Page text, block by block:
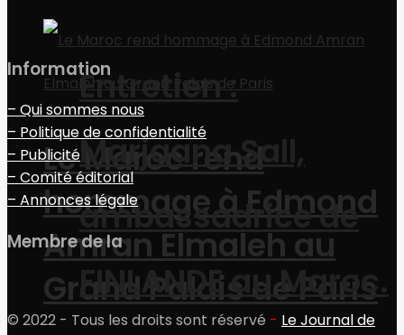
Le Maroc rend
hommage à Edmond
Amran Elmaleh au
Grand Palais de Paris
Entretien :
Marjaana Sall,
ambassadrice de
FINLANDE au Maroc.
Information
– Qui sommes nous
– Politique de confidentialité
– Publicité
– Comité éditorial
– Annonces légale
Membre de la
© 2022 - Tous les droits sont réservé - Le Journal de